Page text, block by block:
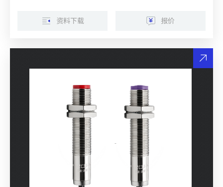
资料下载 报价